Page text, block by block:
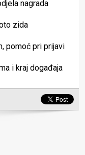
nagrada
zida
pomoć pri prijavi
i kraj događaja